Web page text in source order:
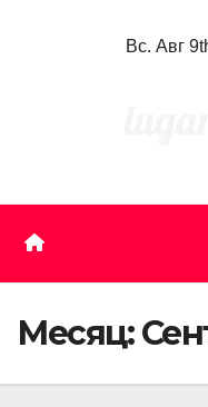
Вс. Авг
Месяц: